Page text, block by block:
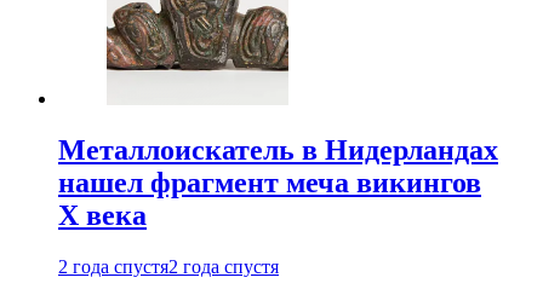
Металлоискатель в Нидерландах
нашел фрагмент меча викингов
X века
2 года спустя2 года спустя